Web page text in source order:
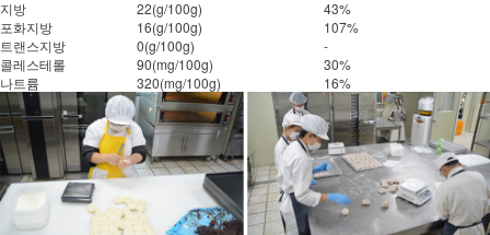
지방
22(g/100g)
43%
포화지방
16(g/100g)
107%
트랜스지방
0(g/100g)
-
콜레스테롤
90(mg/100g)
30%
나트륨
320(mg/100g) 16%